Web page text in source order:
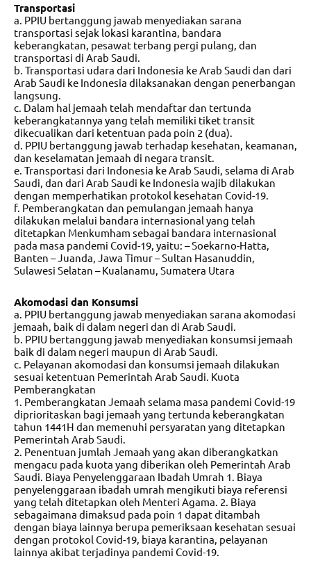
Transportasi
a. PPIU bertanggung jawab menyediakan sarana
transportasi sejak lokasi karantina, bandara
keberangkatan, pesawat terbang pergi pulang, dan
transportasi di Arab Saudi.
b. Transportasi udara dari Indonesia ke Arab Saudi dan dari
Arab Saudi ke Indonesia dilaksanakan dengan penerbangan
langsung.
c. Dalam hal jemaah telah mendaftar dan tertunda
keberangkatannya yang telah memiliki tiket transit
dikecualikan dari ketentuan pada poin 2 (dua).
d. PPIU bertanggung jawab terhadap kesehatan, keamanan,
dan keselamatan jemaah di negara transit.
e. Transportasi dari Indonesia ke Arab Saudi, selama di Arab
Saudi, dan dari Arab Saudi ke Indonesia wajib dilakukan
dengan memperhatikan protokol kesehatan Covid-19.
f. Pemberangkatan dan pemulangan jemaah hanya
dilakukan melalui bandara internasional yang telah
ditetapkan Menkumham sebagai bandara internasional
pada masa pandemi Covid-19, yaitu: – Soekarno-Hatta,
Banten – Juanda, Jawa Timur – Sultan Hasanuddin,
Sulawesi Selatan – Kualanamu, Sumatera Utara
Akomodasi dan Konsumsi
a. PPIU bertanggung jawab menyediakan sarana akomodasi
jemaah, baik di dalam negeri dan di Arab Saudi.
b. PPIU bertanggung jawab menyediakan konsumsi jemaah
baik di dalam negeri maupun di Arab Saudi.
c. Pelayanan akomodasi dan konsumsi jemaah dilakukan
sesuai ketentuan Pemerintah Arab Saudi. Kuota
Pemberangkatan
1. Pemberangkatan Jemaah selama masa pandemi Covid-19
diprioritaskan bagi jemaah yang tertunda keberangkatan
tahun 1441H dan memenuhi persyaratan yang ditetapkan
Pemerintah Arab Saudi.
2. Penentuan jumlah Jemaah yang akan diberangkatkan
mengacu pada kuota yang diberikan oleh Pemerintah Arab
Saudi. Biaya Penyelenggaraan Ibadah Umrah 1. Biaya
penyelenggaraan ibadah umrah mengikuti biaya referensi
yang telah ditetapkan oleh Menteri Agama. 2. Biaya
sebagaimana dimaksud pada poin 1 dapat ditambah
dengan biaya lainnya berupa pemeriksaan kesehatan sesuai
dengan protokol Covid-19, biaya karantina, pelayanan
lainnya akibat terjadinya pandemi Covid-19.